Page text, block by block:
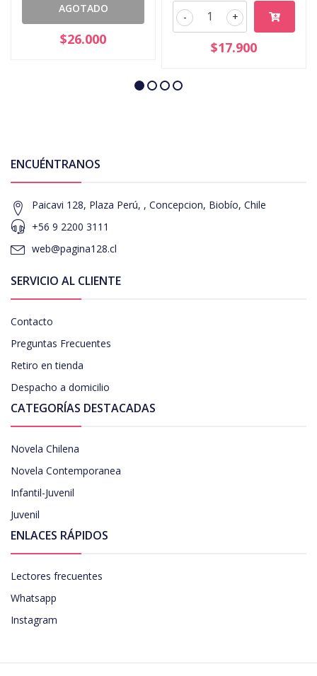
AGOTADO
$26.000
+
-
$17.900
ENCUÉNTRANOS
Paicavi 128, Plaza Perú, , Concepcion, Biobío, Chile
+56 9 2200 3111
web@pagina128.cl
SERVICIO AL CLIENTE
Contacto
Preguntas Frecuentes
Retiro en tienda
Despacho a domicilio
CATEGORÍAS DESTACADAS
Novela Chilena
Novela Contemporanea
Infantil-Juvenil
Juvenil
ENLACES RÁPIDOS
Lectores frecuentes
Whatsapp
Instagram